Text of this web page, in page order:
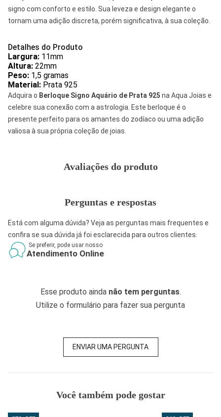
signo com conforto e estilo. Sua leveza e design elegante o
tornam uma adição discreta, porém significativa, à sua coleção.
Detalhes do Produto
Largura: 11mm
Altura: 22mm
Peso: 1,5 gramas
Material: Prata 925
Adquira o Berloque Signo Aquário de Prata 925 na Aqua Joias e
celebre sua conexão com a astrologia. Este berloque é o
presente perfeito para os amantes do zodíaco ou uma adição
valiosa à sua própria coleção de joias.
Avaliações do produto
Perguntas e respostas
Está com alguma dúvida? Veja as perguntas mais frequentes e
confira se sua dúvida já foi esclarecida para outros clientes.
Se preferir, pode usar nosso
Atendimento Online
Esse produto ainda não tem perguntas.
Utilize o formulário para fazer sua pergunta
ENVIAR UMA PERGUNTA
Você também pode gostar